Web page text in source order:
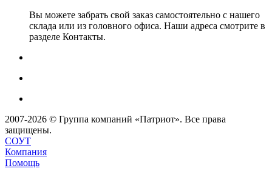
Вы можете забрать свой заказ самостоятельно с нашего
склада или из головного офиса. Наши адреса смотрите в
разделе Контакты.
2007-2026 © Группа компаний «Патриот». Все права
защищены.
СОУТ
Компания
Помощь